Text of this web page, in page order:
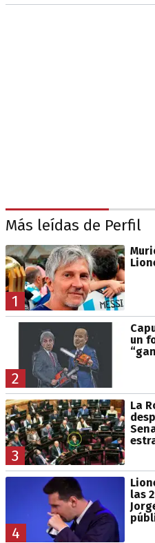
Más leídas de Perfil
1
2
un
3
La
4
las